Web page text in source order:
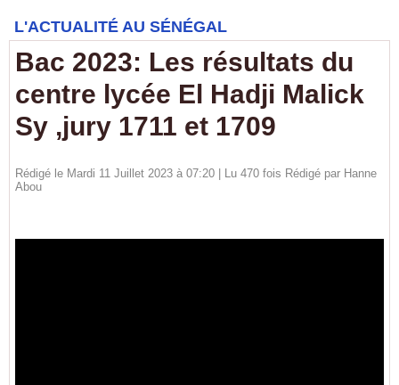
L'ACTUALITÉ AU SÉNÉGAL
Bac 2023: Les résultats du
centre lycée El Hadji Malick
Sy ,jury 1711 et 1709
Rédigé le Mardi 11 Juillet 2023 à 07:20 | Lu 470 fois Rédigé par Hanne
Abou